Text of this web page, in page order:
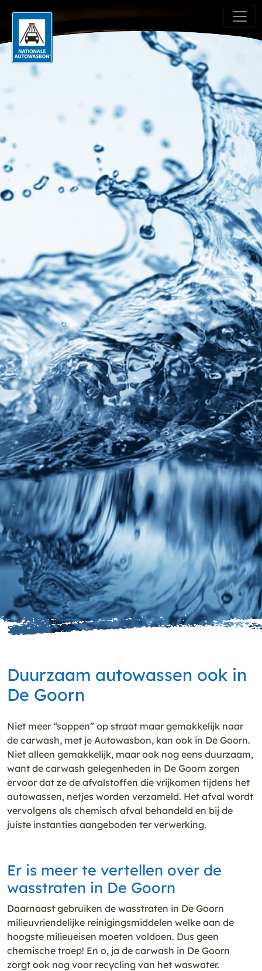
Duurzaam autowassen ook in
De Goorn
Niet meer “soppen” op straat maar gemakkelijk naar
de carwash, met je Autowasbon, kan ook in De Goorn.
Niet alleen gemakkelijk, maar ook nog eens duurzaam,
want de carwash gelegenheden in De Goorn zorgen
ervoor dat ze de afvalstoffen die vrijkomen tijdens het
autowassen, netjes worden verzameld. Het afval wordt
vervolgens als chemisch afval behandeld en bij de
juiste instanties aangeboden ter verwerking.
Er is meer te vertellen over de
wasstraten in De Goorn
Daarnaast gebruiken de wasstraten in De Goorn
milieuvriendelijke reinigingsmiddelen welke aan de
hoogste milieueisen moeten voldoen. Dus geen
chemische troep! En o, ja de carwash in De Goorn
zorgt ook nog voor recycling van het waswater.